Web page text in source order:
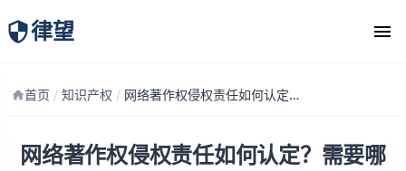
律望
律师团队
首页 / 知识产权 / 网络著作权侵权责任如何认定？需要哪些法律依据和证据？
网络著作权侵权责任如何认定？需要哪